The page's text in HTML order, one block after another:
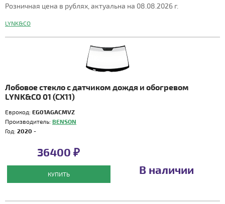
Розничная цена в рублях, актуальна на 08.08.2026 г.
LYNK&CO
Лобовое стекло с датчиком дождя и обогревом
LYNK&CO 01 (CX11)
Еврокод: EG01AGACMVZ
Производитель: BENSON
Год: 2020 -
36400 ₽
КУПИТЬ В наличии